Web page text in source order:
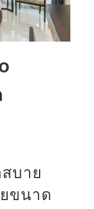
บาย
ขนาด